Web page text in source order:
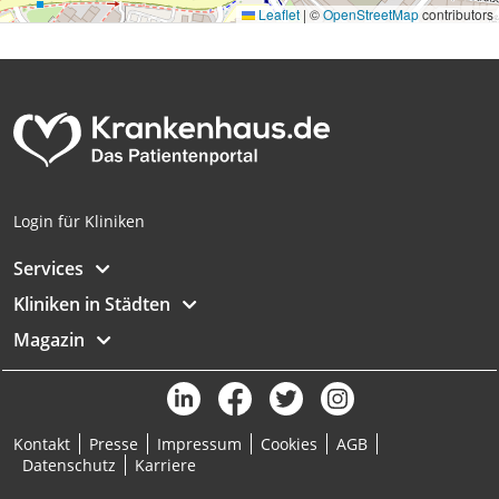
Leaflet | ©OpenStreetMapcontributors
Login für Kliniken
Services
Kliniken in Städten
Magazin
Kontakt Presse Impressum Cookies
AGB
Datenschutz
Karriere
oder Kombinationen von Daten aus
Entwicklung und Verbesserung der
Angebote
Verwendung genauer Standortdaten
Informationen identifizieren
Nicht-IAB-Verarbeitungszwecke:
Performance